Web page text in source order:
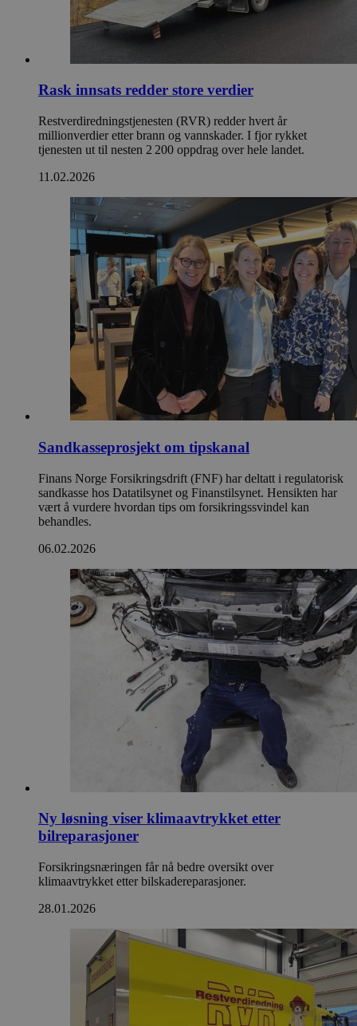
Rask innsats redder store verdier
Restverdiredningstjenesten (RVR) redder hvert år
millionverdier etter brann og vannskader. I fjor rykket
tjenesten ut til nesten 2 200 oppdrag over hele landet.
11.02.2026
Sandkasseprosjekt om tipskanal
Finans Norge Forsikringsdrift (FNF) har deltatt i regulatorisk
sandkasse hos Datatilsynet og Finanstilsynet. Hensikten har
vært å vurdere hvordan tips om forsikringssvindel kan
behandles.
06.02.2026
Ny løsning viser klimaavtrykket etter
bilreparasjoner
Forsikringsnæringen får nå bedre oversikt over
klimaavtrykket etter bilskadereparasjoner.
28.01.2026